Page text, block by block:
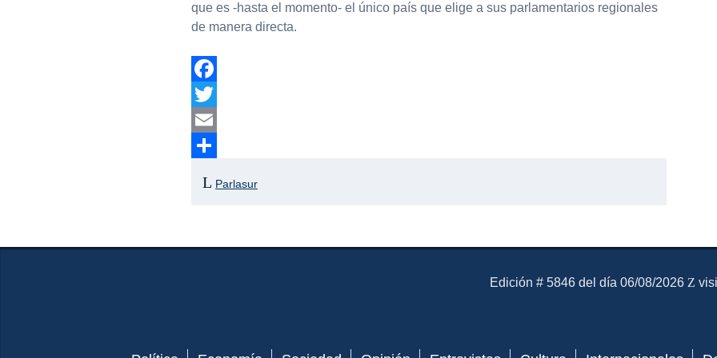
que es -hasta el momento- el único país que elige a sus parlamentarios regionales
de manera directa.
Facebook
Twitter
Email
Parlasur
El Mensajero Diario
Edición # 5846 del día 06/08/2026